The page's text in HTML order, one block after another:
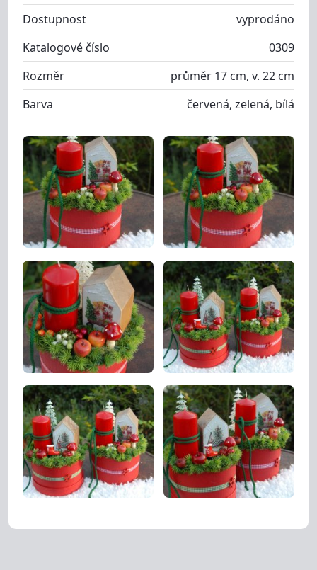
Dostupnost
vyprodáno
Katalogové číslo
0309
Rozměr
průměr 17 cm, v. 22 cm
Barva
červená, zelená, bílá